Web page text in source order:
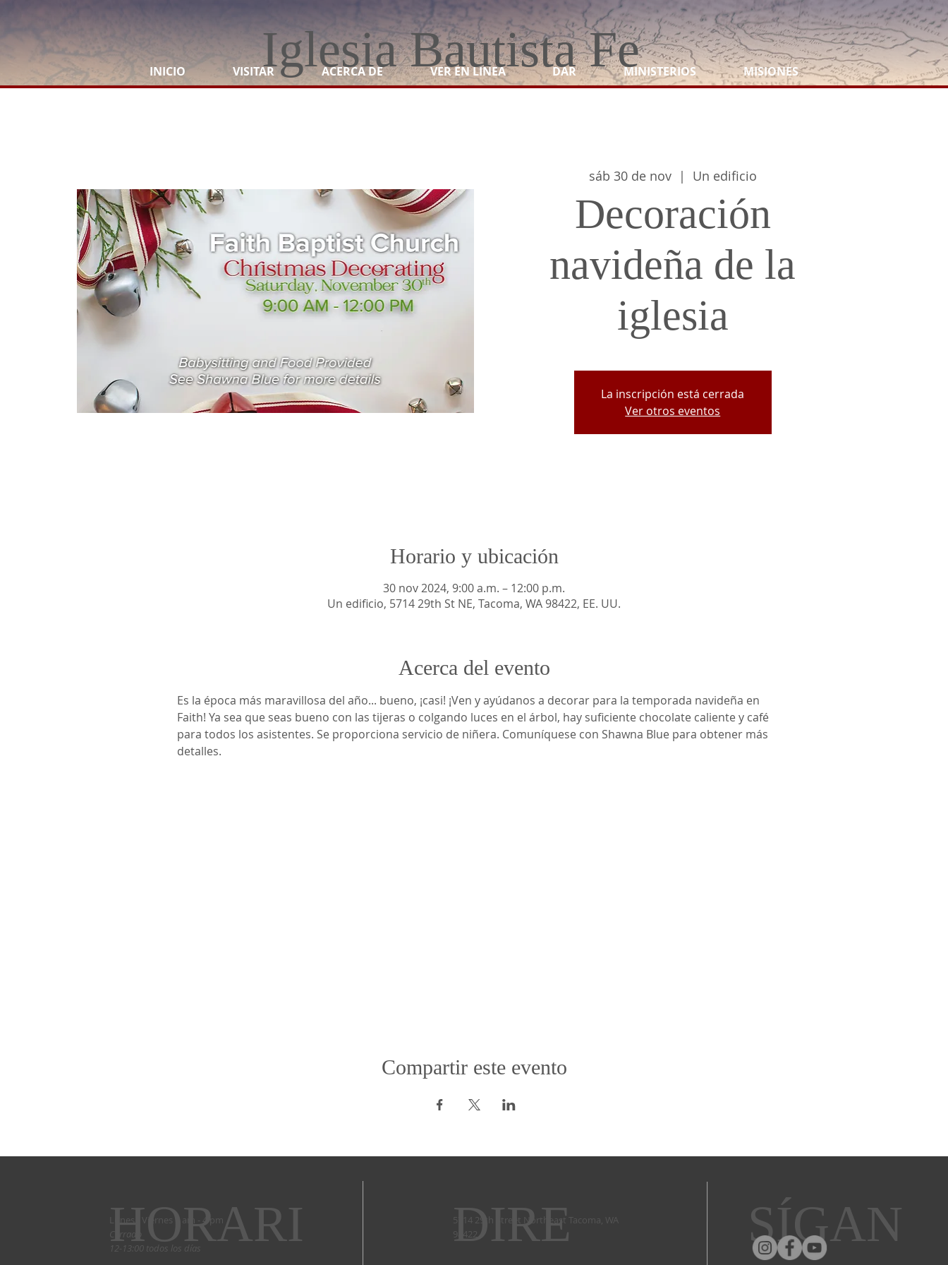
Iglesia Bautista Fe
INICIO VISITAR ACERCA DE VER EN LINEA DAR MINISTERIOS MISIONES
sáb 30 de nov
  |
Un edificio
Decoración
navideña de la
iglesia
La inscripción está cerrada
Ver otros eventos
Horario y ubicación
30 nov 2024, 9:00 a.m. – 12:00 p.m.
Un edificio, 5714 29th St NE, Tacoma, WA 98422, EE. UU.
Acerca del evento
Es la época más maravillosa del año... bueno, ¡casi! ¡Ven y ayúdanos a decorar para la temporada navideña en
Faith! Ya sea que seas bueno con las tijeras o colgando luces en el árbol, hay suficiente chocolate caliente y café
para todos los asistentes. Se proporciona servicio de niñera. Comuníquese con Shawna Blue para obtener más
detalles.
Compartir este evento
Lunes - Viernes 9 am - 4 pm
Cerrado
12-13:00 todos los días
HORARI
5714 29th Street Northeast Tacoma, WA
98422 ​
DIRE SÍGAN